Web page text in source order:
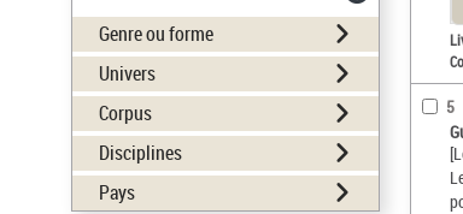
Genre ou forme
Univers
Corpus
Disciplines
Pays
5